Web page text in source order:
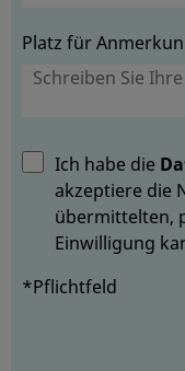
Platz für
Ich habe die
akzeptiere die
übermittelten,
Einwilligung
*Pflichtfeld